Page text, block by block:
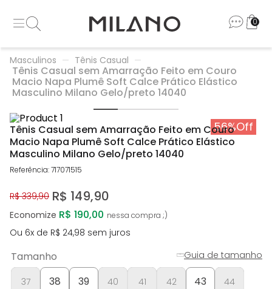
0
Masculinos Tênis Casual
Tênis Casual sem Amarração Feito em Couro
Macio Napa Plumê Soft Calce Prático Elástico
Masculino Milano Gelo/preto 14040
56%Off
Tênis Casual sem Amarração Feito em Couro
Macio Napa Plumê Soft Calce Prático Elástico
Masculino Milano Gelo/preto 14040
Referência:717071515
R$ 339,90 R$ 149,90
Economize R$ 190,00
Ou 6x de R$ 24,98 sem juros
Tamanho
37 38 39 40 41 42 43 44
Guia de tamanho